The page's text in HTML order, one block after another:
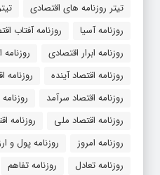
تیتر روزنامه های اقتصادی
روزنامه آسیا
روزنامه آفتاب
روزنامه ابرار اقتصادی
روزنامه اقتصاد آینده
روزنامه
روزنامه اقتصاد سرآمد
روزنامه اقتصاد ملی
روزنامه
روزنامه امروز
روزنامه پول و
روزنامه تعادل
روزنامه تفاهم